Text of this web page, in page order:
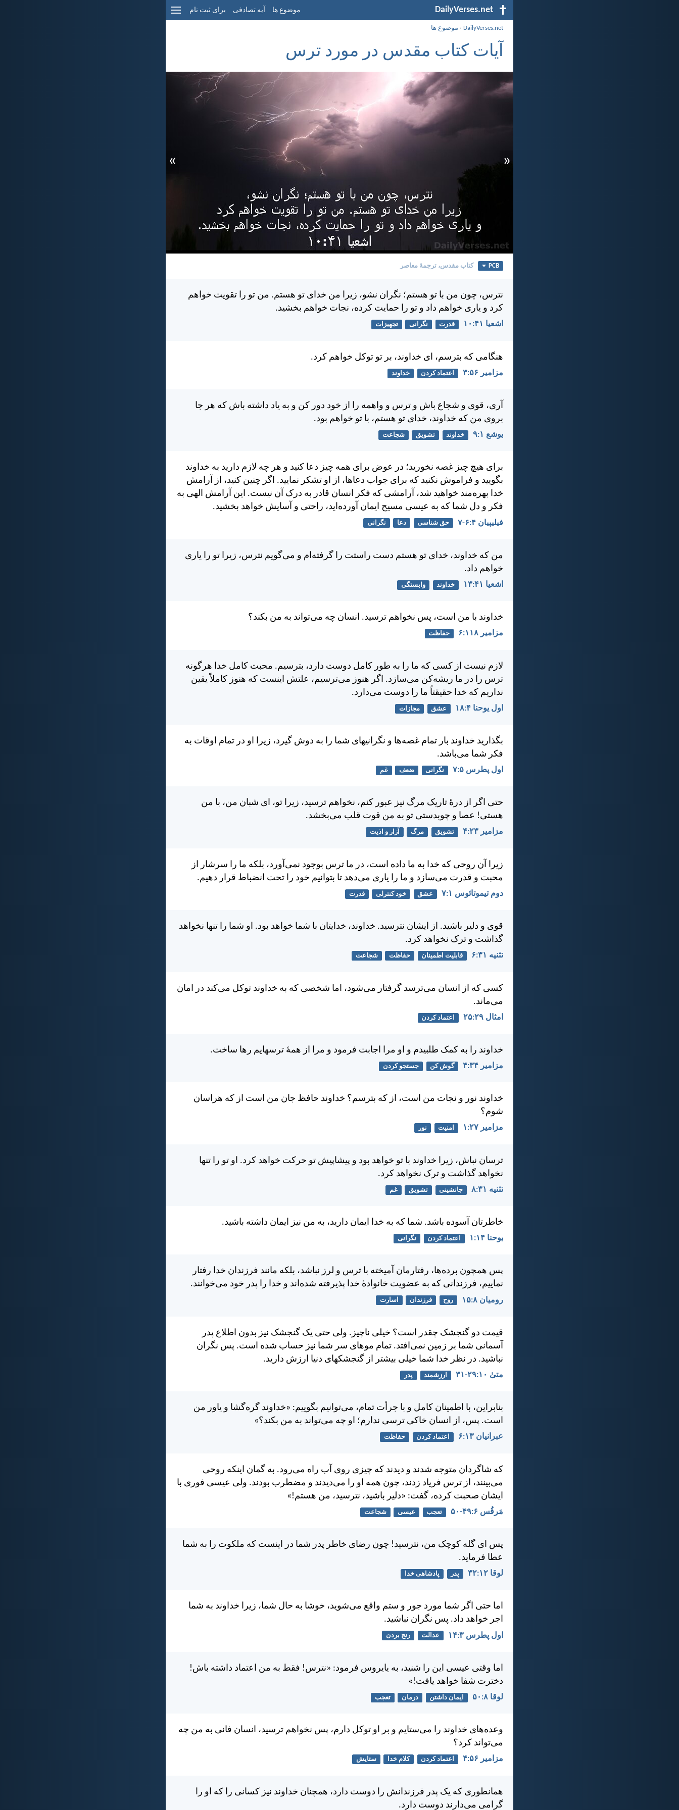
DailyVerses.net موضوع ها آیه تصادفی برای ثبت نام
DailyVerses.net
› موضوع ها
آیات کتاب مقدس در مورد ترس
«
»
PCB کتاب مقدس، ترجمۀ معاصر
نترس، چون من با تو هستم؛ نگران نشو، زيرا من خدای تو هستم. من تو را تقويت خواهم
كرد و ياری خواهم داد و تو را حمايت كرده، نجات خواهم بخشيد.
اشعيا ۴۱:‏۱۰ قدرت نگرانی تجهیزات
هنگامی كه بترسم، ای خداوند، بر تو توكل خواهم كرد.
مزامير ۵۶:‏۳ اعتماد کردن خداوند
آری، قوی و شجاع باش و ترس و واهمه را از خود دور كن و به ياد داشته باش كه هر جا
بروی من كه خداوند، خدای تو هستم، با تو خواهم بود.
يوشع ۱:‏۹ خداوند تشویق شجاعت
برای هيچ چيز غصه نخوريد؛ در عوض برای همه چيز دعا كنيد و هر چه لازم داريد به خداوند
بگوييد و فراموش نكنيد كه برای جواب دعاها، از او تشكر نماييد. اگر چنين كنيد، از آرامش
خدا بهره‌مند خواهيد شد، آرامشی كه فكر انسان قادر به درک آن نيست. اين آرامش الهی به
فكر و دل شما كه به عيسی مسيح ايمان آورده‌ايد، راحتی و آسايش خواهد بخشيد.
فيليپیان ۴:‏۶-‏۷ حق شناسی دعا نگرانی
من كه خداوند، خدای تو هستم دست راستت را گرفته‌ام و می‌گويم نترس، زيرا تو را ياری
خواهم داد.
اشعيا ۴۱:‏۱۳ خداوند وابستگی
خداوند با من است، پس نخواهم ترسيد. انسان چه می‌تواند به من بكند؟
مزامير ۱۱۸:‏۶ حفاظت
لازم نيست از كسی كه ما را به طور كامل دوست دارد، بترسيم. محبت كامل خدا هرگونه
ترس را در ما ريشه‌كن می‌سازد. اگر هنوز می‌ترسيم، علتش اينست كه هنوز كاملاً يقين
نداريم كه خدا حقيقتاً ما را دوست می‌دارد.
اول يوحنا ۴:‏۱۸ عشق مجازات
بگذاريد خداوند بار تمام غصه‌ها و نگرانيهای شما را به دوش گيرد، زيرا او در تمام اوقات به
فكر شما می‌باشد.
اول پطرس ۵:‏۷ نگرانی ضعف غم
حتی اگر از درهٔ تاريک مرگ نيز عبور كنم، نخواهم ترسيد، زيرا تو، ای شبان من، با من
هستی! عصا و چوبدستی تو به من قوت قلب می‌بخشد.
مزامير ۲۳:‏۴ تشویق مرگ آزار و اذیت
زيرا آن روحی كه خدا به ما داده است، در ما ترس بوجود نمی‌آورد، بلكه ما را سرشار از
محبت و قدرت می‌سازد و ما را ياری می‌دهد تا بتوانيم خود را تحت انضباط قرار دهيم.
دوم تيموتائوس ۱:‏۷ عشق خود کنترلی قدرت
قوی و دلير باشيد. از ايشان نترسيد. خداوند، خدايتان با شما خواهد بود. او شما را تنها نخواهد
گذاشت و ترک نخواهد كرد.
تثنيه ۳۱:‏۶ قابلیت اطمینان حفاظت شجاعت
كسی كه از انسان می‌ترسد گرفتار می‌شود، اما شخصی كه به خداوند توكل می‌كند در امان
می‌ماند.
امثال ۲۹:‏۲۵ اعتماد کردن
خداوند را به كمک طلبيدم و او مرا اجابت فرمود و مرا از همهٔ ترسهايم رها ساخت.
مزامير ۳۴:‏۴ گوش کن جستجو کردن
خداوند نور و نجات من است، از كه بترسم؟ خداوند حافظ جان من است از كه هراسان
شوم؟
مزامير ۲۷:‏۱ امنیت نور
ترسان نباش، زيرا خداوند با تو خواهد بود و پيشاپيش تو حركت خواهد كرد. او تو را تنها
نخواهد گذاشت و ترک نخواهد كرد.
تثنيه ۳۱:‏۸ جانشینی تشویق غم
خاطرتان آسوده باشد. شما كه به خدا ايمان داريد، به من نيز ايمان داشته باشيد.
يوحنا ۱۴:‏۱ اعتماد کردن نگرانی
پس همچون برده‌ها، رفتارمان آميخته با ترس و لرز نباشد، بلكه مانند فرزندان خدا رفتار
نماييم، فرزندانی كه به عضويت خانوادهٔ خدا پذيرفته شده‌اند و خدا را پدر خود می‌خوانند.
رومیان ۸:‏۱۵ روح فرزندان اسارت
قيمت دو گنجشک چقدر است؟ خيلی ناچيز. ولی حتی يک گنجشک نيز بدون اطلاع پدر
آسمانی شما بر زمين نمی‌افتد. تمام موهای سر شما نيز حساب شده است. پس نگران
نباشيد. در نظر خدا شما خيلی بيشتر از گنجشكهای دنيا ارزش داريد.
متی‌ٰ ۱۰:‏۲۹-‏۳۱ ارزشمند پدر
بنابراين، با اطمينان كامل و با جرأت تمام، می‌توانيم بگوييم: «خداوند گره‌گشا و ياور من
است. پس، از انسان خاكی ترسی ندارم؛ او چه می‌تواند به من بكند؟»
عبرانيان ۱۳:‏۶ اعتماد کردن حفاظت
كه شاگردان متوجه شدند و ديدند كه چيزی روی آب راه می‌رود. به گمان اينكه روحی
می‌بينند، از ترس فرياد زدند، چون همه او را می‌ديدند و مضطرب بودند. ولی عيسی فوری با
ايشان صحبت كرده، گفت: «دلير باشيد، نترسيد، من هستم!»
مَرقُس ۶:‏۴۹-‏۵۰ تعجب عیسی شجاعت
پس ای گله كوچک من، نترسيد! چون رضای خاطر پدر شما در اينست كه ملكوت را به شما
عطا فرمايد.
لوقا ۱۲:‏۳۲ پدر پادشاهی خدا
اما حتی اگر شما مورد جور و ستم واقع می‌شويد، خوشا به حال شما، زيرا خداوند به شما
اجر خواهد داد. پس نگران نباشيد.
اول پطرس ۳:‏۱۴ عدالت رنج بردن
اما وقتی عيسی اين را شنيد، به يايروس فرمود: «نترس! فقط به من اعتماد داشته باش!
دخترت شفا خواهد يافت!»
لوقا ۸:‏۵۰ ایمان داشتن درمان تعجب
وعده‌های خداوند را می‌ستايم و بر او توكل دارم، پس نخواهم ترسيد، انسان فانی به من چه
می‌تواند كرد؟
مزامير ۵۶:‏۴ اعتماد کردن کلام خدا ستایش
همانطوری كه يک پدر فرزندانش را دوست دارد، همچنان خداوند نيز كسانی را كه او را
گرامی می‌دارند دوست دارد.